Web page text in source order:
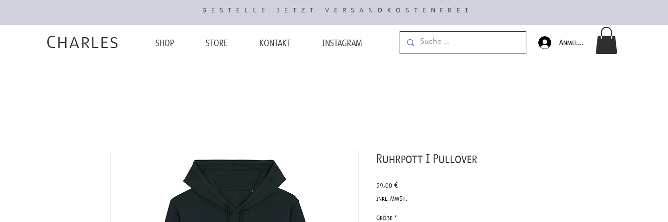
BESTELLE JETZT VERSANDKOSTENFREI
Charles SHOP STORE KONTAKT INSTAGRAM Anmelden
Ruhrpott I Pullover
59,00 €Preis
inkl. MwSt.
Größe *